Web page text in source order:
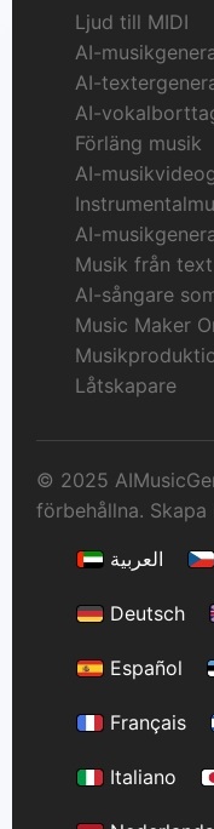
Ljud till MIDI
AI-
AI-
AI-
Förläng musik
AI-
AI-
Musik från text
AI-sångare
Music Maker
Låtskapare
© 2025
förbehållna. Skapa
العربية
Deutsch
Español
Français
Italiano